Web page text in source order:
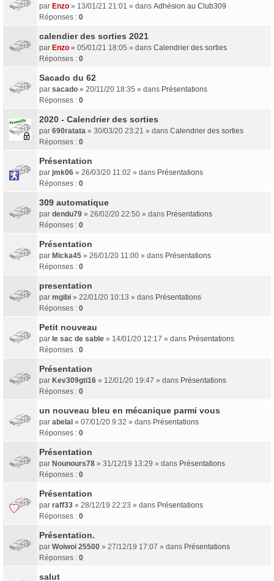
par Enzo » 13/01/21 21:01 » dans Adhésion au Club309
Réponses : 0
calendier des sorties 2021
par Enzo » 05/01/21 18:05 » dans Calendrier des sorties
Réponses : 0
Sacado du 62
par sacado » 20/11/20 18:35 » dans Présentations
Réponses : 0
2020 - Calendrier des sorties
par 690ratata » 30/03/20 23:21 » dans Calendrier des sorties
Réponses : 0
Présentation
par jmk06 » 26/03/20 11:02 » dans Présentations
Réponses : 0
309 automatique
par dendu79 » 26/02/20 22:50 » dans Présentations
Réponses : 0
Présentation
par Micka45 » 26/01/20 11:00 » dans Présentations
Réponses : 0
presentation
par mgibi » 22/01/20 10:13 » dans Présentations
Réponses : 0
Petit nouveau
par le sac de sable » 14/01/20 12:17 » dans Présentations
Réponses : 0
Présentation
par Kev309gti16 » 12/01/20 19:47 » dans Présentations
Réponses : 0
un nouveau bleu en mécanique parmi vous
par abelal » 07/01/20 9:32 » dans Présentations
Réponses : 0
Présentation
par Nounours78 » 31/12/19 13:29 » dans Présentations
Réponses : 0
Présentation
par raff33 » 28/12/19 22:23 » dans Présentations
Réponses : 0
Présentation.
par Woiwoi 25500 » 27/12/19 17:07 » dans Présentations
Réponses : 0
salut